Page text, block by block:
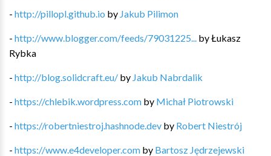
- http://pillopl.github.io by Jakub Pilimon
- http://www.blogger.com/feeds/79031225... byŁukasz
Rybka
- http://blog.solidcraft.eu/ by Jakub Nabrdalik
- https://chlebik.wordpress.com by Michał Piotrowski
- https://robertniestroj.hashnode.dev by Robert Niestrój
- https://www.e4developer.com by Bartosz Jędrzejewski